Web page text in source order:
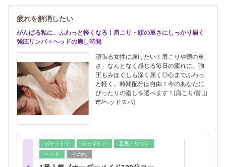
疲れを解消したい
がんばる私に、ふわっと軽くなる！肩こり・頭の重さにしっかり届く
強圧リンパ＋ヘッドの癒し時間
頑張る女性に届けたい！肩こりや頭の重
さ、なんとなく感じる毎日の疲れに。強
圧もみほぐしも深く届く◎心までふわっ
と軽く。時間配分は自由！今のあなたに
ぴったりの癒しを選べます！[肩こり/富山
市/ヘッドスパ]
ボディトリ ボディケア
足裏・リフレ
ヘッド
その他